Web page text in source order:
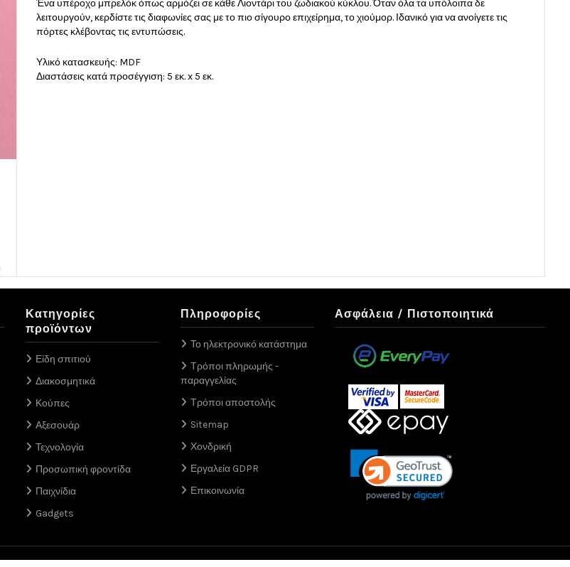
Ένα υπέροχο μπρελόκ όπως αρμόζει σε κάθε Λιοντάρι του ζωδιακού κύκλου. Όταν όλα τα υπόλοιπα δε
λειτουργούν, κερδίστε τις διαφωνίες σας με το πιο σίγουρο επιχείρημα, το χιούμορ. Ιδανικό για να ανοίγετε τις
πόρτες κλέβοντας τις εντυπώσεις.
Υλικό κατασκευής: MDF
Διαστάσεις κατά προσέγγιση: 5 εκ. x 5 εκ.
Κατηγορίες
προϊόντων
Είδη σπιτιού
Διακοσμητικά
Κούπες
Αξεσουάρ
Τεχνολογία
Προσωπική φροντίδα
Παιχνίδια
Gadgets
Πληροφορίες
Το ηλεκτρονικό κατάστημα
Τρόποι πληρωμής -
παραγγελίας
Τρόποι αποστολής
Sitemap
Χονδρική
Εργαλεία GDPR
Επικοινωνία
Ασφάλεια / Πιστοποιητικά